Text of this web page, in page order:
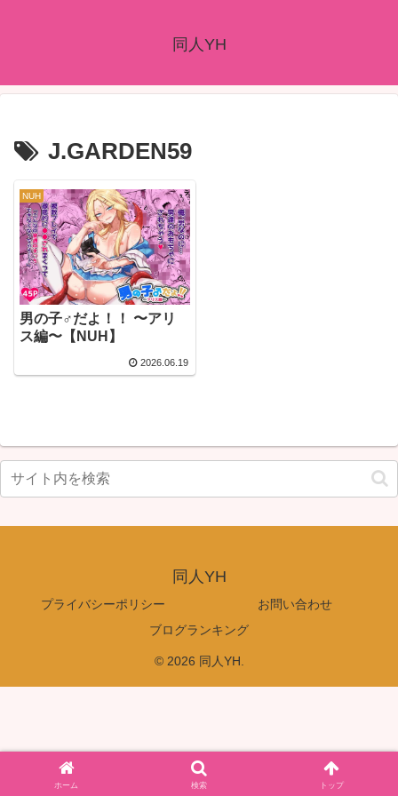
同人YH
J.GARDEN59
NUH
男の子♂だよ！！ 〜アリ
ス編〜【NUH】
2026.06.19
同人YH
プライバシーポリシー
お問い合わせ
ブログランキング
© 2026 同人YH.
ホーム 検索 トップ